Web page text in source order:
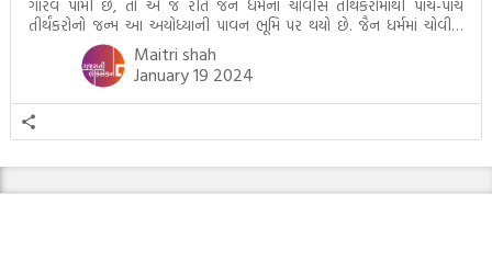
ગૌરવ પામી છે, તો એ જ રીતે જૈન ધર્મના ચોવીસ તીર્થંકરોમાંથી પાંચ-પાંચ
તીર્થંકરોનો જન્મ આ અયોધ્યાની પાવન ભૂમિ પર થયો છે. જૈન ધર્મમાં ચોવીસ
તીર્થંકરોમાંથી પાંચ-પાંચ તીર્થંકરોનાં કલ્યાણકો અહીં આવ્યાં છે. દરેક તીર્થંકરના
જીવનની ચ્યવન(માતાના […]
Maitri shah
January 19 2024